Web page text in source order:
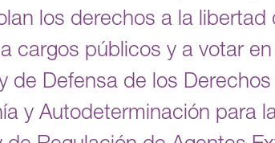
los derechos a la libertad
cargos públicos y a votar
de Defensa de los
y Autodeterminación para